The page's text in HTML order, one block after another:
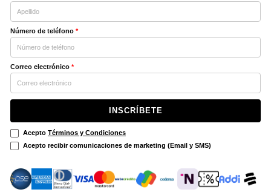
Número de teléfono *
Correo electrónico *
INSCRÍBETE
Acepto Términos y Condiciones
Acepto recibir comunicaciones de marketing (Email y SMS)